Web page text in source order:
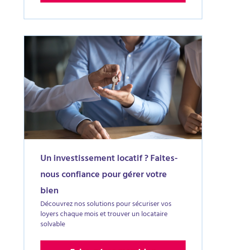
Un investissement locatif ? Faites-
nous confiance pour gérer votre
bien
Découvrez nos solutions pour sécuriser vos
loyers chaque mois et trouver un locataire
solvable